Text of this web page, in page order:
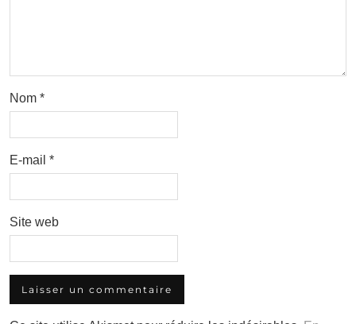
Nom *
E-mail *
Site web